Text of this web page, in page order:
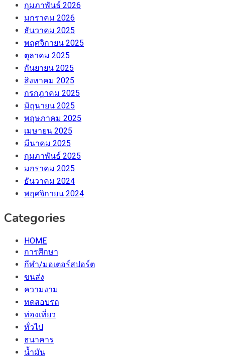
กุมภาพันธ์ 2026
มกราคม 2026
ธันวาคม 2025
พฤศจิกายน 2025
ตุลาคม 2025
กันยายน 2025
สิงหาคม 2025
กรกฎาคม 2025
มิถุนายน 2025
พฤษภาคม 2025
เมษายน 2025
มีนาคม 2025
กุมภาพันธ์ 2025
มกราคม 2025
ธันวาคม 2024
พฤศจิกายน 2024
Categories
HOME
การศึกษา
กีฬา/มอเตอร์สปอร์ต
ขนส่ง
ความงาม
ทดสอบรถ
ท่องเที่ยว
ทั่วไป
ธนาคาร
น้ำมัน